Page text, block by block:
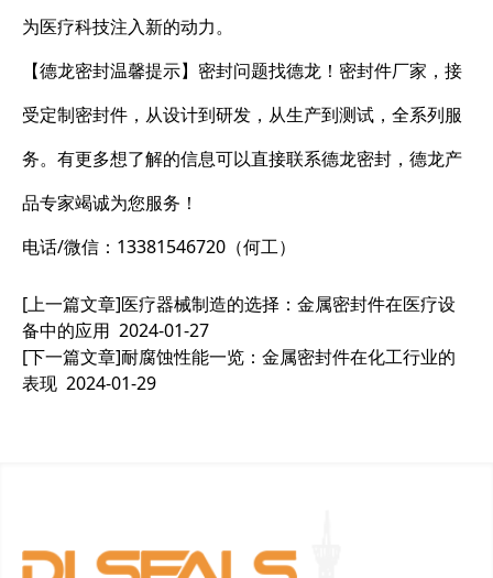
为医疗科技注入新的动力。
【德龙密封温馨提示】密封问题找德龙！密封件厂家，接
受定制密封件，从设计到研发，从生产到测试，全系列服
务。有更多想了解的信息可以直接联系德龙密封，德龙产
品专家竭诚为您服务！
电话/微信：13381546720（何工）
[上一篇文章]医疗器械制造的选择：金属密封件在医疗设
备中的应用 2024-01-27
[下一篇文章]耐腐蚀性能一览：金属密封件在化工行业的
表现 2024-01-29